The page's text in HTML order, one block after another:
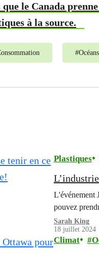
que le Canada
à la source.
#Océans
Plastiques
L'événement
pouvez
Sarah King
18 juillet 2024
Climat